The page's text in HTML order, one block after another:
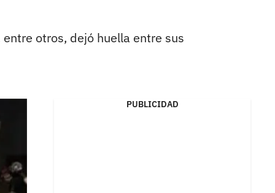
otros, dejó huella entre sus
PUBLICIDAD